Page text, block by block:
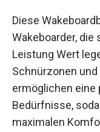
Diese
Wakeboarder,
Leistung Wert
Schnürzonen
ermöglichen eine
Bedürfnisse,
maximalen